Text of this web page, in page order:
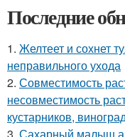
Последние
1. Желтеет и сохнет
неправильного ухода
2. Совместимость
несовместимость
кустарников,